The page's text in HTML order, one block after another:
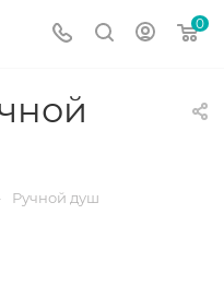
0
Ручной душ